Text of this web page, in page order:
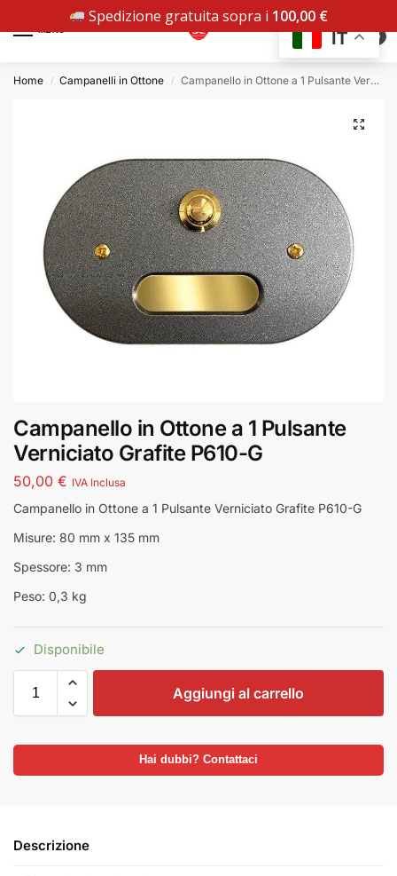
0
Home / Campanelli in Ottone / Campanello in Ottone a 1 Pulsante Verniciato Grafite P610-G
Campanello in Ottone a 1 Pulsante
Verniciato Grafite P610-G
50,00 € IVA Inclusa
Campanello in Ottone a 1 Pulsante Verniciato Grafite P610-G
Misure: 80 mm x 135 mm
Spessore: 3 mm
Peso: 0,3 kg
Disponibile
Aggiungi al carrello
Hai dubbi? Contattaci
Descrizione
IT
Spedizione gratuita sopra i 100,00 €